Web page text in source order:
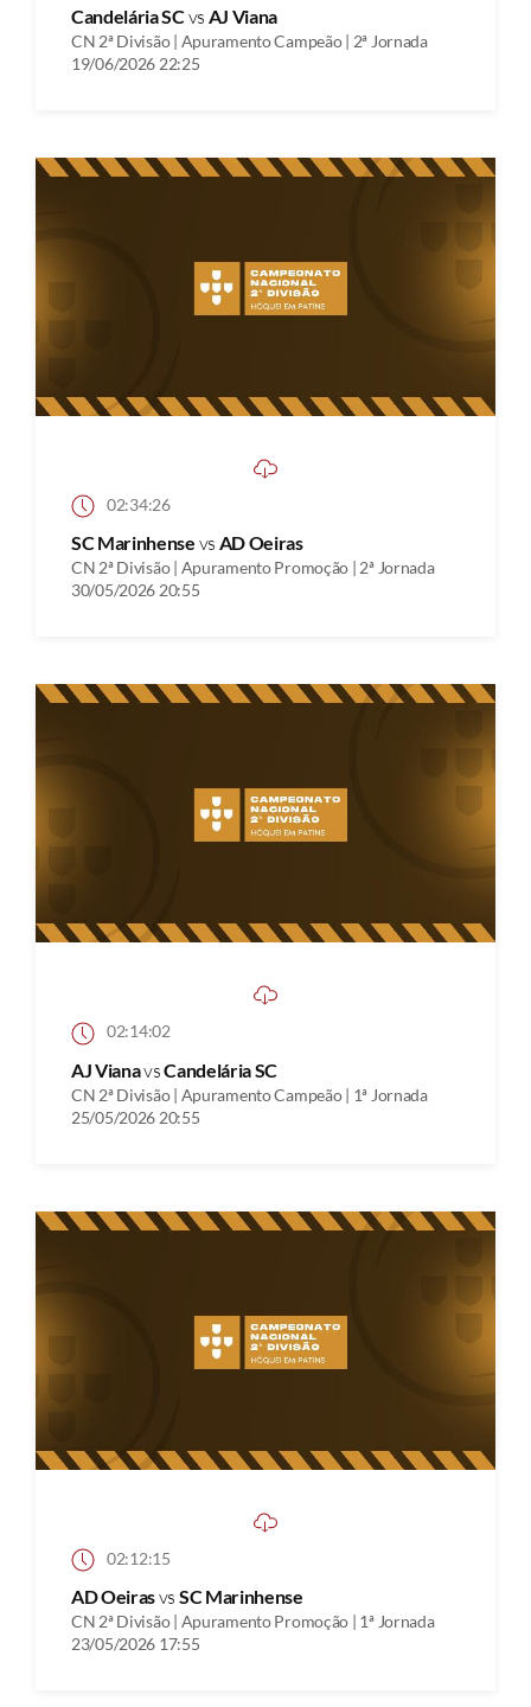
Candelária SCvs AJ Viana
CN 2ª Divisão | Apuramento Campeão | 2ª Jornada
19/06/2026 22:25
02:34:26
SC Marinhense vs AD Oeiras
CN 2ª Divisão | Apuramento Promoção | 2ª Jornada
30/05/2026 20:55
02:14:02
AJ VianavsCandelária SC
CN 2ª Divisão | Apuramento Campeão | 1ª Jornada
25/05/2026 20:55
02:12:15
AD Oeirasvs SC Marinhense
CN 2ª Divisão | Apuramento Promoção | 1ª Jornada
23/05/2026 17:55